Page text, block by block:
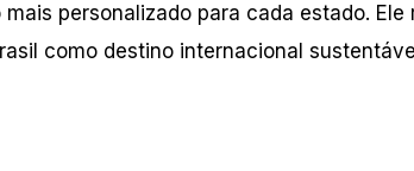
personalizado para cada estado. Ele
como destino internacional